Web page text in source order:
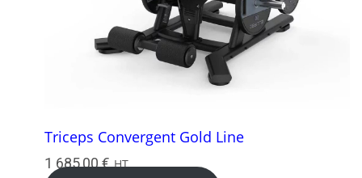
Triceps Convergent Gold Line
1 685,00€ HT